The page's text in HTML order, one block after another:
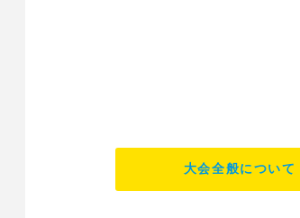
大会全般について